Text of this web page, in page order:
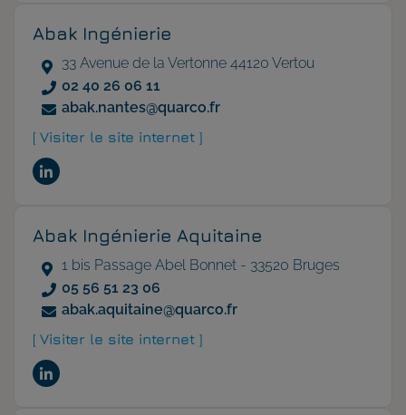
Abak Ingénierie
33 Avenue de la Vertonne 44120 Vertou
02 40 26 06 11
abak.nantes@quarco.fr
[ Visiter le site internet ]
Abak Ingénierie Aquitaine
1 bis Passage Abel Bonnet - 33520 Bruges
05 56 51 23 06
abak.aquitaine@quarco.fr
[ Visiter le site internet ]